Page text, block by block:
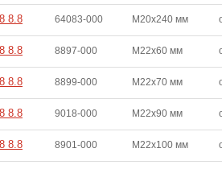
8.8 64083-000 M20x240 мм
8.8 8897-000 M22x60 мм
8.8 8899-000 M22x70 мм
8.8 9018-000 M22x90 мм
8.8 8901-000 M22x100 мм